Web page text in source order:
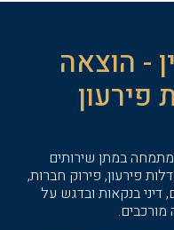
- הוצאה
פירעון
במתן שירותים
פירעון, פירוק חברות,
דיני בנקאות ובדגש על
מורכבים.